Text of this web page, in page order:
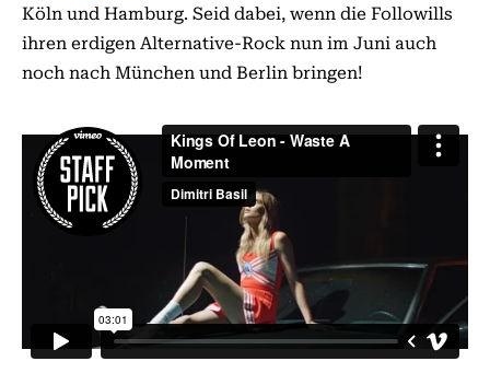
Köln und Hamburg. Seid dabei, wenn die Followills
ihren erdigen Alternative-Rock nun im Juni auch
noch nach München und Berlin bringen!